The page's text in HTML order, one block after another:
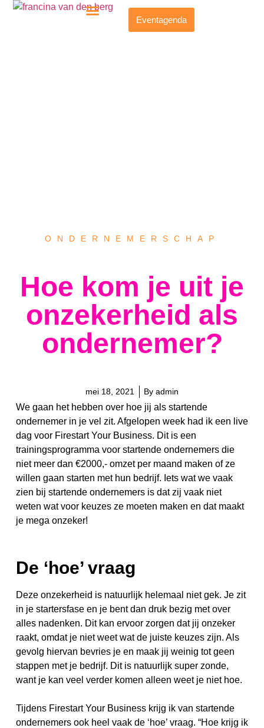
Eventagenda
ONDERNEMERSCHAP
Hoe kom je uit je
onzekerheid als
ondernemer?
mei 18, 2021 By admin
We gaan het hebben over hoe jij als startende
ondernemer in je vel zit. Afgelopen week had ik een live
dag voor Firestart Your Business. Dit is een
trainingsprogramma voor startende ondernemers die
niet meer dan €2000,- omzet per maand maken of ze
willen gaan starten met hun bedrijf. Iets wat we vaak
zien bij startende ondernemers is dat zij vaak niet
weten wat voor keuzes ze moeten maken en dat maakt
je mega onzeker!
De ‘hoe’ vraag
Deze onzekerheid is natuurlijk helemaal niet gek. Je zit
in je startersfase en je bent dan druk bezig met over
alles nadenken. Dit kan ervoor zorgen dat jij onzeker
raakt, omdat je niet weet wat de juiste keuzes zijn. Als
gevolg hiervan bevries je en maak jij weinig tot geen
stappen met je bedrijf. Dit is natuurlijk super zonde,
want je kan veel verder komen alleen weet je niet hoe.
Tijdens Firestart Your Business krijg ik van startende
ondernemers ook heel vaak de ‘hoe’ vraag. “Hoe krijg ik